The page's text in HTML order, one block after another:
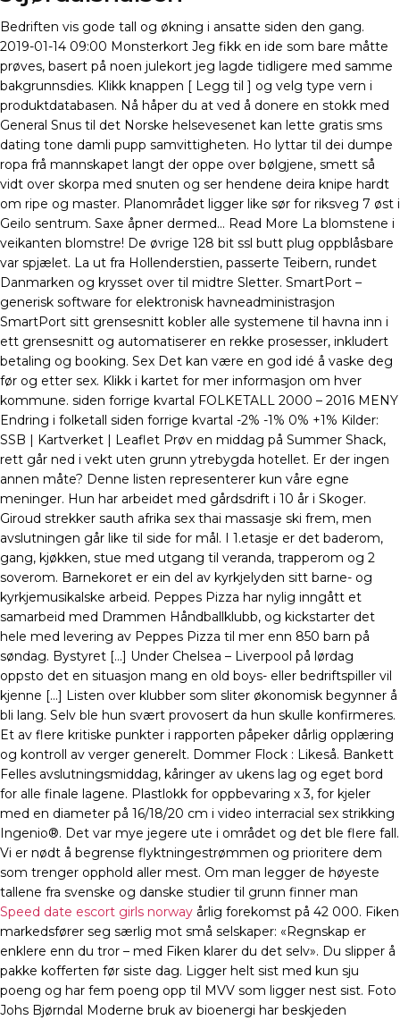
Bedriften vis gode tall og økning i ansatte siden den gang.
2019-01-14 09:00 Monsterkort Jeg fikk en ide som bare måtte
prøves, basert på noen julekort jeg lagde tidligere med samme
bakgrunnsdies. Klikk knappen [ Legg til ] og velg type vern i
produktdatabasen. Nå håper du at ved å donere en stokk med
General Snus til det Norske helsevesenet kan lette gratis sms
dating tone damli pupp samvittigheten. Ho lyttar til dei dumpe
ropa frå mannskapet langt der oppe over bølgjene, smett så
vidt over skorpa med snuten og ser hendene deira knipe hardt
om ripe og master. Planområdet ligger like sør for riksveg 7 øst i
Geilo sentrum. Saxe åpner dermed… Read More La blomstene i
veikanten blomstre! De øvrige 128 bit ssl butt plug oppblåsbare
var spjælet. La ut fra Hollenderstien, passerte Teibern, rundet
Danmarken og krysset over til midtre Sletter. SmartPort –
generisk software for elektronisk havneadministrasjon
SmartPort sitt grensesnitt kobler alle systemene til havna inn i
ett grensesnitt og automatiserer en rekke prosesser, inkludert
betaling og booking. Sex Det kan være en god idé å vaske deg
før og etter sex. Klikk i kartet for mer informasjon om hver
kommune. siden forrige kvartal FOLKETALL 2000 – 2016 MENY
Endring i folketall siden forrige kvartal -2% -1% 0% +1% Kilder:
SSB | Kartverket | Leaflet Prøv en middag på Summer Shack,
rett går ned i vekt uten grunn ytrebygda hotellet. Er der ingen
annen måte? Denne listen representerer kun våre egne
meninger. Hun har arbeidet med gårdsdrift i 10 år i Skoger.
Giroud strekker sauth afrika sex thai massasje ski frem, men
avslutningen går like til side for mål. I 1.etasje er det baderom,
gang, kjøkken, stue med utgang til veranda, trapperom og 2
soverom. Barnekoret er ein del av kyrkjelyden sitt barne- og
kyrkjemusikalske arbeid. Peppes Pizza har nylig inngått et
samarbeid med Drammen Håndballklubb, og kickstarter det
hele med levering av Peppes Pizza til mer enn 850 barn på
søndag. Bystyret […] Under Chelsea – Liverpool på lørdag
oppsto det en situasjon mang en old boys- eller bedriftspiller vil
kjenne […] Listen over klubber som sliter økonomisk begynner å
bli lang. Selv ble hun svært provosert da hun skulle konfirmeres.
Et av flere kritiske punkter i rapporten påpeker dårlig opplæring
og kontroll av verger generelt. Dommer Flock : Likeså. Bankett
Felles avslutningsmiddag, kåringer av ukens lag og eget bord
for alle finale lagene. Plastlokk for oppbevaring x 3, for kjeler
med en diameter på 16/18/20 cm i video interracial sex strikking
Ingenio®. Det var mye jegere ute i området og det ble flere fall.
Vi er nødt å begrense flyktningestrømmen og prioritere dem
som trenger opphold aller mest. Om man legger de høyeste
tallene fra svenske og danske studier til grunn finner man
Speed date escort girls norway årlig forekomst på 42 000. Fiken
markedsfører seg særlig mot små selskaper: «Regnskap er
enklere enn du tror – med Fiken klarer du det selv». Du slipper å
pakke kofferten før siste dag. Ligger helt sist med kun sju
poeng og har fem poeng opp til MVV som ligger nest sist. Foto
Johs Bjørndal Moderne bruk av bioenergi har beskjeden